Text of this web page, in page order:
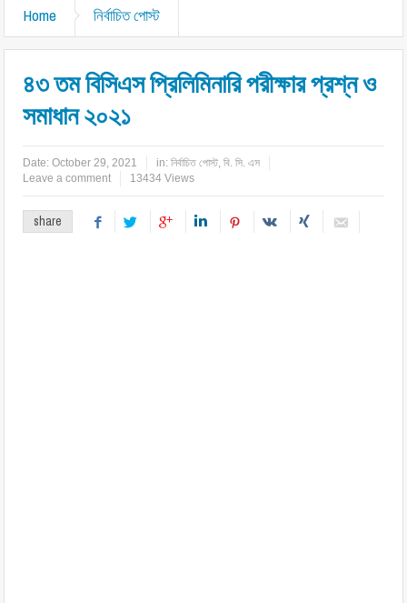
Home নির্বাচিত পোস্ট
৪৩ তম বিসিএস প্রিলিমিনারি পরীক্ষার প্রশ্ন ও
সমাধান ২০২১
Date:October 29, 2021 in:নির্বাচিত পোস্ট,বি. সি. এস
Leave a comment
13434 Views
share